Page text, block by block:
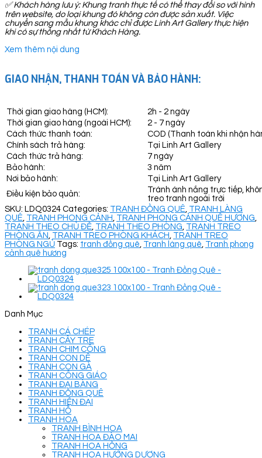
✅Khách hàng lưu ý: Khung tranh thực tế có thể thay đổi so với hình
trên website, do loại khung đó không còn được sản xuất. Việc
chuyển sang mẫu khung khác chỉ được Linh Art Gallery thực hiện
khi có sự thống nhất từ Khách Hàng.
Xem thêm nội dung
GIAO NHẬN, THANH TOÁN VÀ BẢO HÀNH:
Thời gian giao hàng (HCM):
2h - 2 ngày
Thời gian giao hàng (ngoài HCM):
2 - 7 ngày
Cách thức thanh toán:
COD (Thanh toán khi nhận
Chính sách trả hàng:
Tại Linh Art Gallery
Cách thức trả hàng:
7 ngày
Bảo hành:
3 năm
Nơi bảo hành:
Tại Linh Art Gallery
Điều kiện bảo quản:
Tránh ánh nắng trực tiếp,
treo tranh ngoài trời
SKU: LDQ0324 Categories: TRANH ĐỒNG QUÊ TRANH LÀNG
QUÊ TRANH PHONG CẢNH TRANH PHONG CẢNH QUÊ HƯƠNG
TRANH THEO CHỦ ĐỀ TRANH THEO PHÒNG TRANH TREO
PHÒNG ĂN TRANH TREO PHÒNG KHÁCH TRANH TREO
PHÒNG NGỦ Tags: tranh đồng quê Tranh làng quê Tranh phong
cảnh quê hương
Danh Mục
TRANH CÁ CHÉP
TRANH CÂY TRE
TRANH CHIM CÔNG
TRANH CON DÊ
TRANH CON GÀ
TRANH CÔNG GIÁO
TRANH ĐẠI BÀNG
TRANH ĐỒNG QUÊ
TRANH HIỆN ĐẠI
TRANH HỔ
TRANH HOA
TRANH BÌNH HOA
TRANH HOA ĐÀO MAI
TRANH HOA HỒNG
TRANH HOA HƯỚNG DƯƠNG